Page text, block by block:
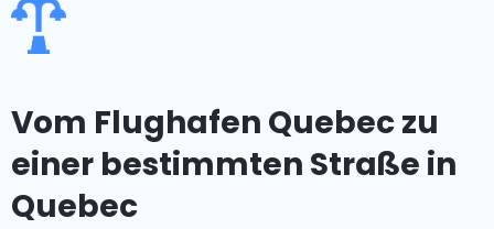
Vom Flughafen Quebec zu
einer bestimmten Straße in
Quebec